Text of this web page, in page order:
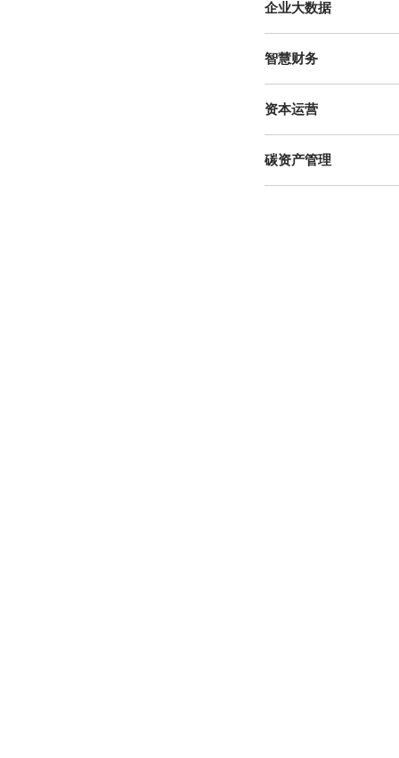
企业大数据
智慧财务
资本运营
碳资产管理